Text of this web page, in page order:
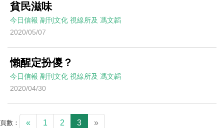
貧民滋味
今日信報 副刊文化 視線所及 馮文韜
2020/05/07
懶醒定扮儍？
今日信報 副刊文化 視線所及 馮文韜
2020/04/30
頁數： « 1 2 3 »